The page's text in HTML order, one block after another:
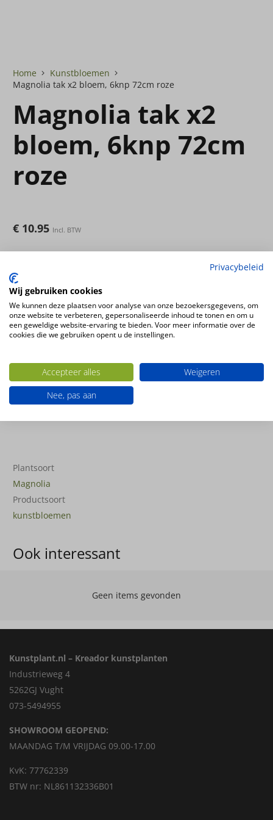
Home
Kunstbloemen
Magnolia tak x2 bloem, 6knp 72cm roze
Magnolia tak x2
bloem, 6knp 72cm
roze
€ 10.95 Incl. BTW
2 op voorraad
Magnolia
tak
x2
72cm
Toevoegen aan winkelwagen
Stuur ons gerust een bericht. We helpen je graag.
Stel je vraag via WhatsApp
Plantsoort
Magnolia
Productsoort
kunstbloemen
Ook interessant
Geen items gevonden
Kunstplant.nl – Kreador kunstplanten
Industrieweg 4
5262GJ Vught
073-5494955
SHOWROOM GEOPEND:
MAANDAG T/M VRIJDAG 09.00-17.00
KvK: 77762339
BTW nr: NL861132336B01
Privacybeleid
Wij gebruiken cookies
We kunnen deze plaatsen voor analyse van onze bezoekersgegevens, om
onze website te verbeteren, gepersonaliseerde inhoud te tonen en om u
een geweldige website-ervaring te bieden. Voor meer informatie over de
cookies die we gebruiken opent u de instellingen.
Accepteer alles
Weigeren
Nee, pas aan